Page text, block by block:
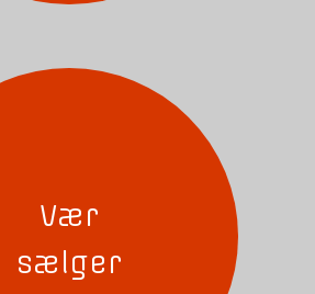
Vær
sælger